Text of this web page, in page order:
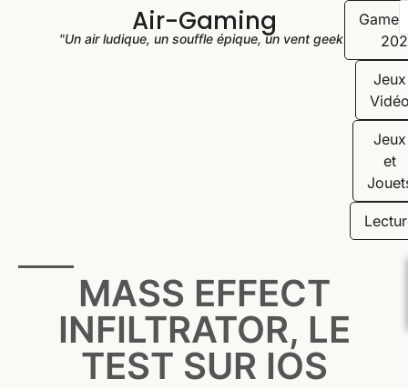
Air-Gaming
"Un air ludique, un souffle épique, un vent geek"
Jeux
Jeux
et
MASS EFFECT
INFILTRATOR, LE
TEST SUR IOS